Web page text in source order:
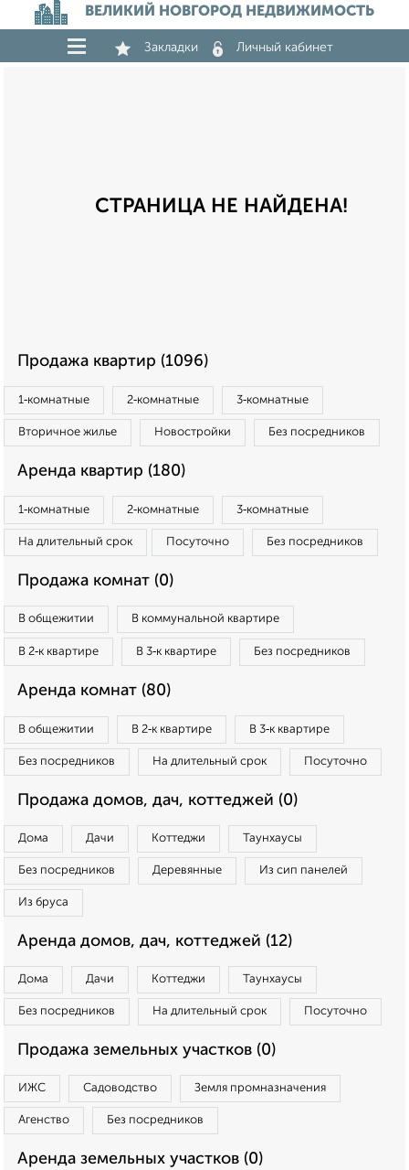
ВЕЛИКИЙ НОВГОРОД НЕДВИЖИМОСТЬ
Закладки Личный кабинет
СТРАНИЦА НЕ НАЙДЕНА!
Продажа квартир (1096)
1‑комнатные 2‑комнатные 3‑комнатные
Вторичное жилье Новостройки Без посредников
Аренда квартир (180)
1‑комнатные 2‑комнатные 3‑комнатные
На длительный срок Посуточно Без посредников
Продажа комнат (0)
В общежитии В коммунальной квартире
В 2‑к квартире В 3‑к квартире Без посредников
Аренда комнат (80)
В общежитии В 2‑к квартире В 3‑к квартире
Без посредников На длительный срок Посуточно
Продажа домов, дач, коттеджей (0)
Дома Дачи Коттеджи Таунхаусы
Без посредников Деревянные Из сип панелей
Из бруса
Аренда домов, дач, коттеджей (12)
Дома Дачи Коттеджи Таунхаусы
Без посредников На длительный срок Посуточно
Продажа земельных участков (0)
ИЖС Садоводство Земля промназначения
Агенство Без посредников
Аренда земельных участков (0)